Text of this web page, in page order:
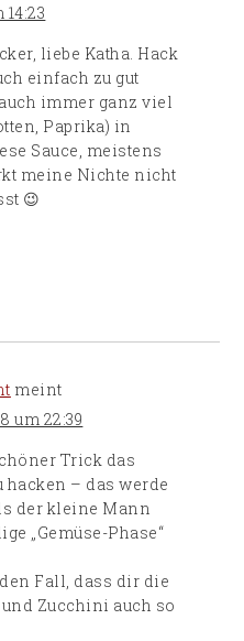
liebe Katha. Hack
einfach zu gut
immer ganz viel
Paprika) in
Sauce, meistens
meine Nichte nicht
😉
meint
um 22:39
Trick das
hacken – das werde
der kleine Mann
„Gemüse-Phase“
Fall, dass dir die
Zucchini auch so